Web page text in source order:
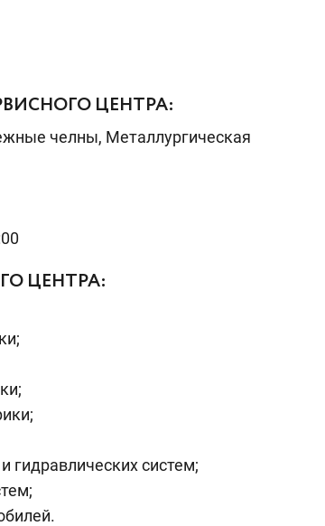
ЦЕНТРА:
челны, Металлургическая
ЦЕНТРА:
гидравлических систем;